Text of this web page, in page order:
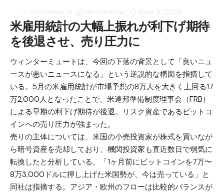
米雇用統計の大幅上振れが利下げ期待
を後退させ、売り圧力に
ウィンターミュートは、今回の下落の背景として「良いニュ
ースが悪いニュースになる」という逆説的な構図を指摘して
いる。5月の米雇用統計が市場予想の8万人を大きく上回る17
万2,000人となったことで、米連邦準備制度理事会（FRB）
による早期の利下げ期待が後退。リスク資産であるビットコ
インへの売り圧力が強まった。
売りの主体については、米国の小売投資家が株式を買いなが
ら暗号資産を売却しており、機関投資家も直近数日で弱気に
転換したと分析している。「1ヶ月前にビットコインを7万〜
8万3,000ドルに押し上げた米国勢が、今は売っている」と
同社は指摘する。アジア・欧州のフローは比較的バランスが